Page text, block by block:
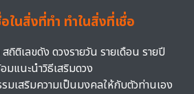
ในสิ่งที่ทำ ทำในสิ่งที่เชื่อ
ถิติเลขดัง ดวงรายวัน รายเดือน รายปี
มแนะนำวิธีเสริมดวง
มเสริมความเป็นมงคลให้กับตัวท่านเอง